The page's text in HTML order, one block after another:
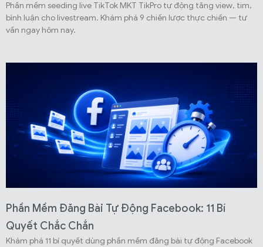
Phần mềm seeding live TikTok MKT TikPro tự động tăng view, tim,
bình luận cho livestream. Khám phá 9 chiến lược thực chiến — tư
vấn ngay hôm nay.
Phần Mềm Đăng Bài Tự Động Facebook: 11 Bí
Quyết Chắc Chắn
Khám phá 11 bí quyết dùng phần mềm đăng bài tự động Facebook